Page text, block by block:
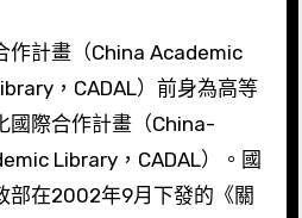
作計畫（China Academic
，CADAL）前身為高等
國際合作計畫（China-
Library，CADAL）。國
部在2002年9月下發的《關